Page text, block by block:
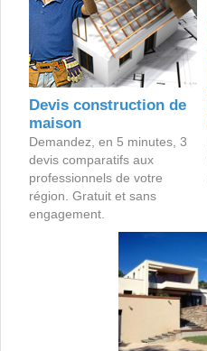
Devis construction de
maison
Demandez, en 5 minutes, 3
devis comparatifs aux
professionnels de votre
région. Gratuit et sans
engagement.